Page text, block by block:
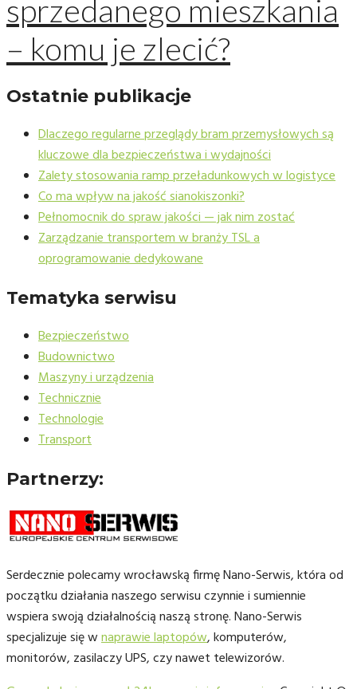
sprzedanego mieszkania
– komu je zlecić?
Ostatnie publikacje
Dlaczego regularne przeglądy bram przemysłowych są
kluczowe dla bezpieczeństwa i wydajności
Zalety stosowania ramp przeładunkowych w logistyce
Co ma wpływ na jakość sianokiszonki?
Pełnomocnik do spraw jakości — jak nim zostać
Zarządzanie transportem w branży TSL a
oprogramowanie dedykowane
Tematyka serwisu
Bezpieczeństwo
Budownictwo
Maszyny i urządzenia
Technicznie
Technologie
Transport
Partnerzy:
Serdecznie polecamy wrocławską firmę Nano-Serwis, która od
początku działania naszego serwisu czynnie i sumiennie
wspiera swoją działalnością naszą stronę. Nano-Serwis
specjalizuje się wnaprawie laptopów, komputerów,
monitorów, zasilaczy UPS, czy nawet telewizorów.